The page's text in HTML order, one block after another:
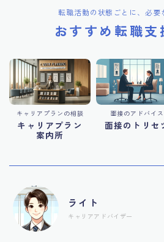
転職活動の状態ごとに、必要
おすすめ転職支
キャリアプランの相談
キャリアプラン
案内所
面接のアドバイス
面接のトリセ
ライト
キャリアアドバイザー